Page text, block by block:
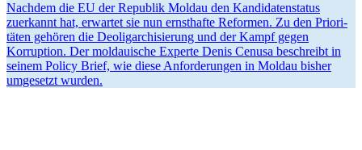
Nachdem die EU der Republik Moldau den Kandi­da­ten­status
zuerkannt hat, erwartet sie nun ernst­hafte Reformen. Zu den Priori­
täten gehören die Deolig­ar­chi­sierung und der Kampf gegen
Korruption. Der moldauische Experte Denis Cenusa beschreibt in
seinem Policy Brief, wie diese Anfor­de­rungen in Moldau bisher
umgesetzt wurden.